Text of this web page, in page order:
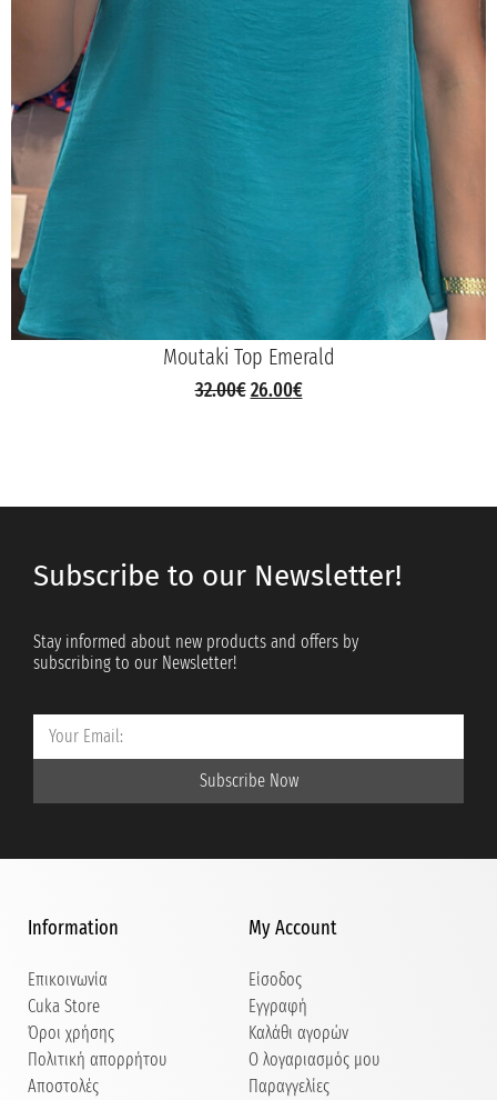
Moutaki Top Emerald
32.00€ 26.00€
Subscribe to our Newsletter!
Stay informed about new products and offers by
subscribing to our Newsletter!
Subscribe Now
Information
Επικοινωνία
Cuka Store
Όροι χρήσης
Πολιτική απορρήτου
Αποστολές
My Account
Είσοδος
Εγγραφή
Καλάθι αγορών
Ο λογαριασμός μου
Παραγγελίες